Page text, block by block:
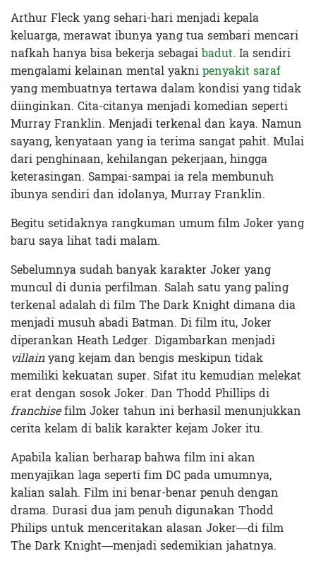
Arthur Fleck yang sehari-hari menjadi kepala
keluarga, merawat ibunya yang tua sembari mencari
nafkah hanya bisa bekerja sebagaibadut. Ia sendiri
mengalami kelainan mental yaknipenyakit saraf
yang membuatnya tertawa dalam kondisi yang tidak
diinginkan. Cita-citanya menjadi komedian seperti
Murray Franklin. Menjadi terkenal dan kaya. Namun
sayang, kenyataan yang ia terima sangat pahit. Mulai
dari penghinaan, kehilangan pekerjaan, hingga
keterasingan. Sampai-sampai ia rela membunuh
ibunya sendiri dan idolanya, Murray Franklin.
Begitu setidaknya rangkuman umum film Joker yang
baru saya lihat tadi malam.
Sebelumnya sudah banyak karakter Joker yang
muncul di dunia perfilman. Salah satu yang paling
terkenal adalah di film The Dark Knight dimana dia
menjadi musuh abadi Batman. Di film itu, Joker
diperankan Heath Ledger. Digambarkan menjadi
villainyang kejam dan bengis meskipun tidak
memiliki kekuatan super. Sifat itu kemudian melekat
erat dengan sosok Joker. Dan Thodd Phillips di
franchisefilm Joker tahun ini berhasil menunjukkan
cerita kelam di balik karakter kejam Joker itu.
Apabila kalian berharap bahwa film ini akan
menyajikan laga seperti fim DC pada umumnya,
kalian salah. Film ini benar-benar penuh dengan
drama. Durasi dua jam penuh digunakan Thodd
Philips untuk menceritakan alasan Joker—di film
The Dark Knight—menjadi sedemikian jahatnya.